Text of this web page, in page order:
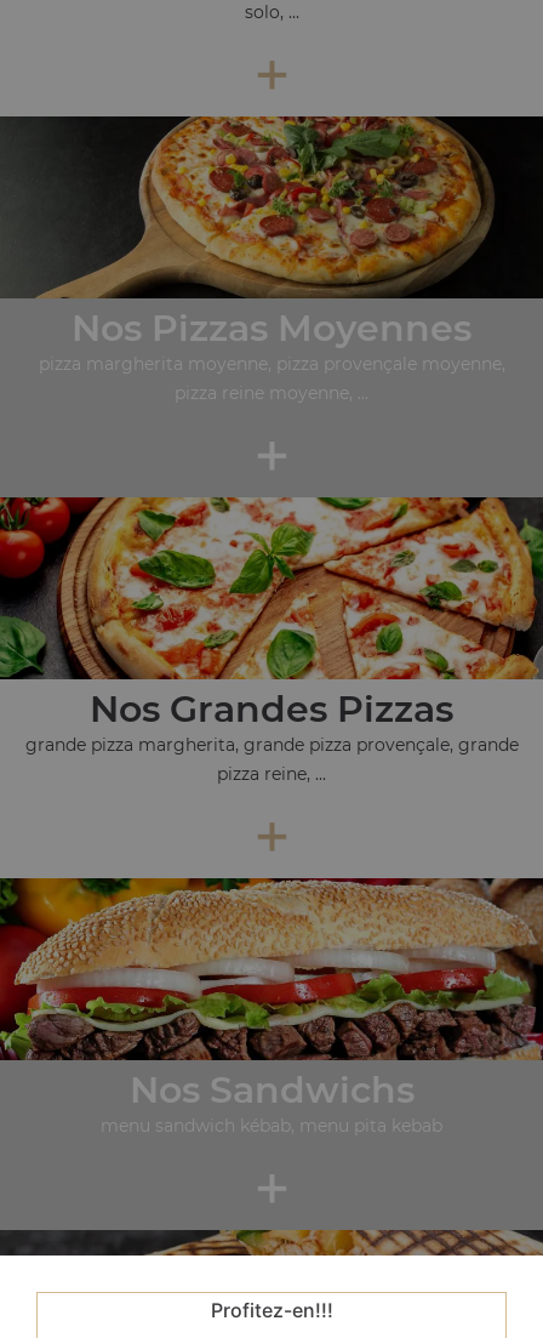
solo, ...
+
Nos Pizzas Moyennes
pizza margherita moyenne, pizza provençale moyenne,
pizza reine moyenne, ...
+
Nos Grandes Pizzas
grande pizza margherita, grande pizza provençale, grande
pizza reine, ...
+
Nos Sandwichs
menu sandwich kébab, menu pita kebab
+
Profitez-en!!!